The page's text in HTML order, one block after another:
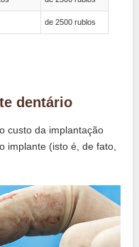
de 2500 rublos
dentário
custo da implantação
implante (isto é, de fato,